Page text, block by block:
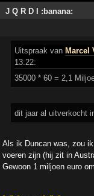
J Q R D I :banana:
Uitspraak vanMarcel
13:22:
35000 * 60 = 2,1
dit jaar al uitverkocht
Als ik Duncan was, zou
voeren zijn (hij zit in
Gewoon 1 miljoen euro